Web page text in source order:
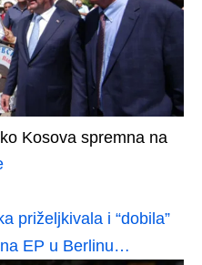
Kosova spremna na
priželjkivala i “dobila”
EP u Berlinu…